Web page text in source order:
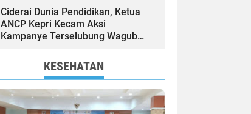
Dibiayai
Ciderai Dunia Pendidikan, Ketua
ANCP Kepri Kecam Aksi
Kampanye Terselubung Wagub
KESEHATAN